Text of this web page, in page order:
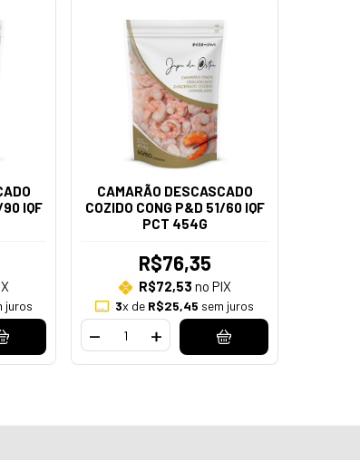
90 IQF
juros
CAMARÃO DESCASCADO
COZIDO CONG P&D 51/60 IQF
PCT 454G
R$76,35
R$72,53 no PIX
3x de R$25,45 sem juros